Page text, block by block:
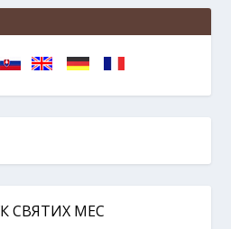
СВЯТИХ МЕС